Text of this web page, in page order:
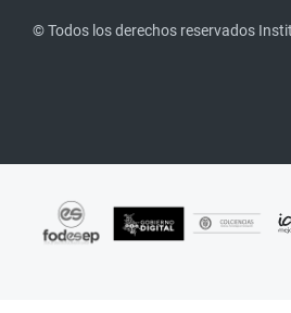
© Todos los derechos reservados